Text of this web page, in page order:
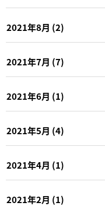
2021年8月 (2)
2021年7月 (7)
2021年6月 (1)
2021年5月 (4)
2021年4月 (1)
2021年2月 (1)